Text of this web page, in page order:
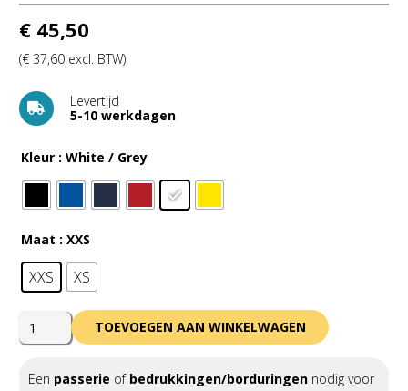
€ 45,50
(€ 37,60 excl. BTW)
Levertijd
5-10 werkdagen
Kleur : White / Grey
Maat : XXS
XXS XS
Errea
Remy
Shirt
TOEVOEGEN AAN WINKELWAGEN
Een passerie of bedrukkingen/borduringen nodig voor